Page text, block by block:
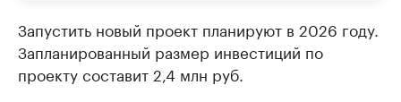
Запустить новый проект планируют в 2026 году.
Запланированный размер инвестиций по
проекту составит 2,4 млн руб.